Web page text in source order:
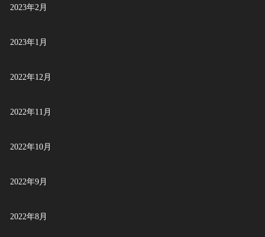
2023年2月
2023年1月
2022年12月
2022年11月
2022年10月
2022年9月
2022年8月